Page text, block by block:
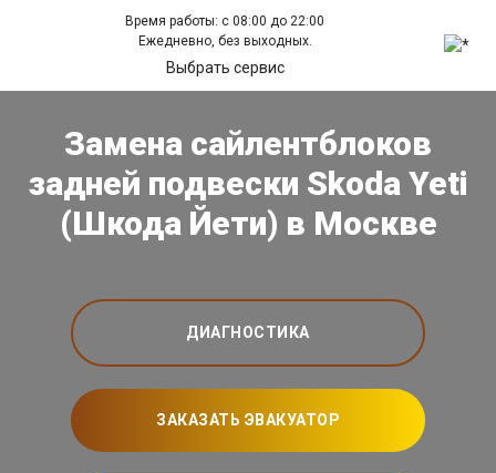
Время работы: с 08:00 до 22:00
Ежедневно, без выходных.
Выбрать сервис
Замена сайлентблоков
задней подвески Skoda Yeti
(Шкода Йети) в Москве
ДИАГНОСТИКА
ЗАКАЗАТЬ ЭВАКУАТОР